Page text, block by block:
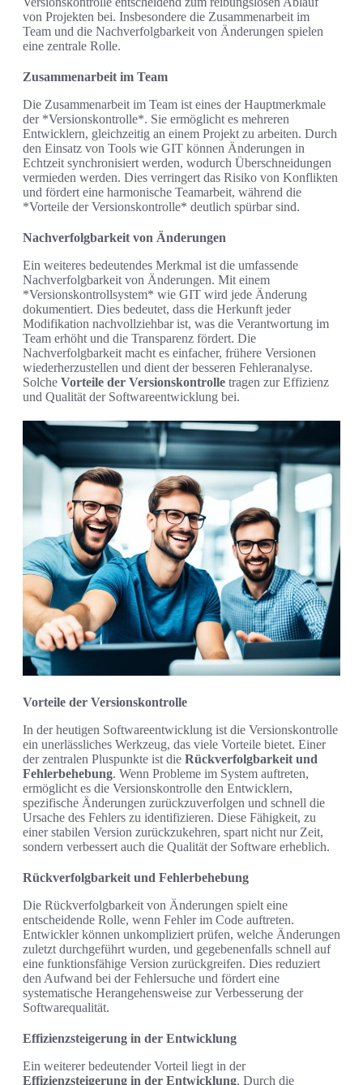
von Projekten bei. Insbesondere die Zusammenarbeit im
Team und die Nachverfolgbarkeit von Änderungen spielen
eine zentrale Rolle.
Zusammenarbeit im Team
Die Zusammenarbeit im Team ist eines der Hauptmerkmale
der *Versionskontrolle*. Sie ermöglicht es mehreren
Entwicklern, gleichzeitig an einem Projekt zu arbeiten. Durch
den Einsatz von Tools wie GIT können Änderungen in
Echtzeit synchronisiert werden, wodurch Überschneidungen
vermieden werden. Dies verringert das Risiko von Konflikten
und fördert eine harmonische Teamarbeit, während die
*Vorteile der Versionskontrolle* deutlich spürbar sind.
Nachverfolgbarkeit von Änderungen
Ein weiteres bedeutendes Merkmal ist die umfassende
Nachverfolgbarkeit von Änderungen. Mit einem
*Versionskontrollsystem* wie GIT wird jede Änderung
dokumentiert. Dies bedeutet, dass die Herkunft jeder
Modifikation nachvollziehbar ist, was die Verantwortung im
Team erhöht und die Transparenz fördert. Die
Nachverfolgbarkeit macht es einfacher, frühere Versionen
wiederherzustellen und dient der besseren Fehleranalyse.
Solche Vorteile der Versionskontrolle tragen zur Effizienz
und Qualität der Softwareentwicklung bei.
Vorteile der Versionskontrolle
In der heutigen Softwareentwicklung ist die Versionskontrolle
ein unerlässliches Werkzeug, das viele Vorteile bietet. Einer
der zentralen Pluspunkte ist die Rückverfolgbarkeit und
Fehlerbehebung. Wenn Probleme im System auftreten,
ermöglicht es die Versionskontrolle den Entwicklern,
spezifische Änderungen zurückzuverfolgen und schnell die
Ursache des Fehlers zu identifizieren. Diese Fähigkeit, zu
einer stabilen Version zurückzukehren, spart nicht nur Zeit,
sondern verbessert auch die Qualität der Software erheblich.
Rückverfolgbarkeit und Fehlerbehebung
Die Rückverfolgbarkeit von Änderungen spielt eine
entscheidende Rolle, wenn Fehler im Code auftreten.
Entwickler können unkompliziert prüfen, welche Änderungen
zuletzt durchgeführt wurden, und gegebenenfalls schnell auf
eine funktionsfähige Version zurückgreifen. Dies reduziert
den Aufwand bei der Fehlersuche und fördert eine
systematische Herangehensweise zur Verbesserung der
Softwarequalität.
Effizienzsteigerung in der Entwicklung
Ein weiterer bedeutender Vorteil liegt in der
Effizienzsteigerung in der Entwicklung. Durch die